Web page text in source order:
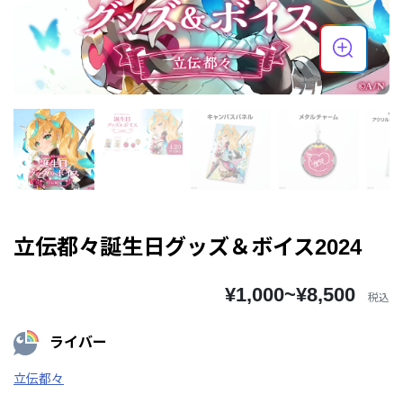
立伝都々誕生日グッズ＆ボイス2024
¥1,000~¥8,500 税込
ライバー
立伝都々